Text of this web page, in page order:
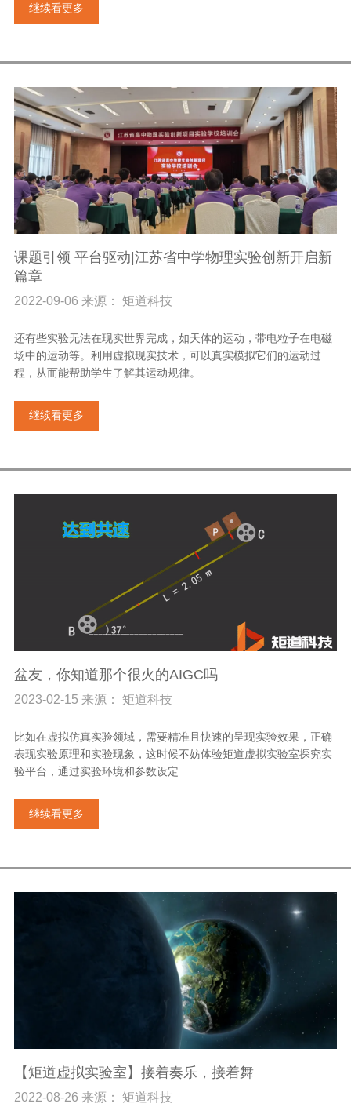
继续看更多
课题引领 平台驱动|江苏省中学物理实验创新开启新
篇章
2022-09-06 来源： 矩道科技
还有些实验无法在现实世界完成，如天体的运动，带电粒子在电磁
场中的运动等。利用虚拟现实技术，可以真实模拟它们的运动过
程，从而能帮助学生了解其运动规律。
继续看更多
盆友，你知道那个很火的AIGC吗
2023-02-15 来源： 矩道科技
比如在虚拟仿真实验领域，需要精准且快速的呈现实验效果，正确
表现实验原理和实验现象，这时候不妨体验矩道虚拟实验室探究实
验平台，通过实验环境和参数设定
继续看更多
【矩道虚拟实验室】接着奏乐，接着舞
2022-08-26 来源： 矩道科技